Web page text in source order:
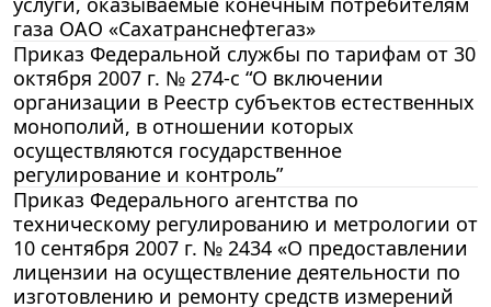
газа ОАО «Сахатранснефтегаз»
Приказ Федеральной службы по тарифам от 30
октября 2007 г. № 274-с “О включении
организации в Реестр субъектов естественных
монополий, в отношении которых
осуществляются государственное
регулирование и контроль”
Приказ Федерального агентства по
техническому регулированию и метрологии от
10 сентября 2007 г. № 2434 «О предоставлении
лицензии на осуществление деятельности по
изготовлению и ремонту средств измерений